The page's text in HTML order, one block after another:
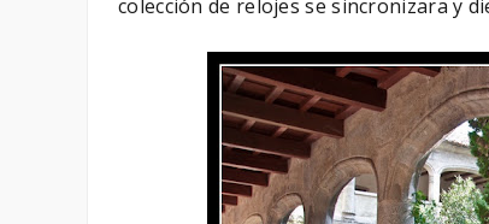
colección de relojes se sincronizara y